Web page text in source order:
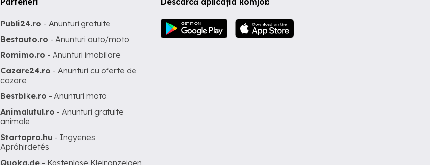
Descarcă aplicația Romjob
Parteneri
Publi24.ro - Anunturi gratuite
Bestauto.ro - Anunturi auto/moto
Romimo.ro - Anunturi imobiliare
Cazare24.ro - Anunturi cu oferte de
cazare
Bestbike.ro - Anunturi moto
Animalutul.ro - Anunturi gratuite
animale
Startapro.hu - Ingyenes
Apróhirdetés
Quoka.de - Kostenlose Kleinanzeigen